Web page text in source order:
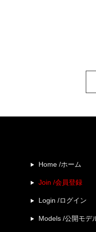
Home /ホーム
Join /会員登録
Login /ログイン
Models /公開モデ